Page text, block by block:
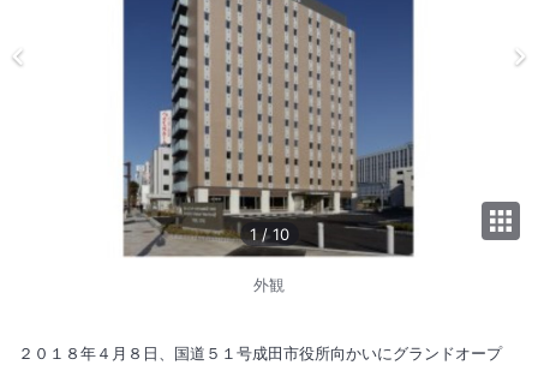
1 /10
外観
２０１８年４月８日、国道５１号成田市役所向かいにグランドオープ